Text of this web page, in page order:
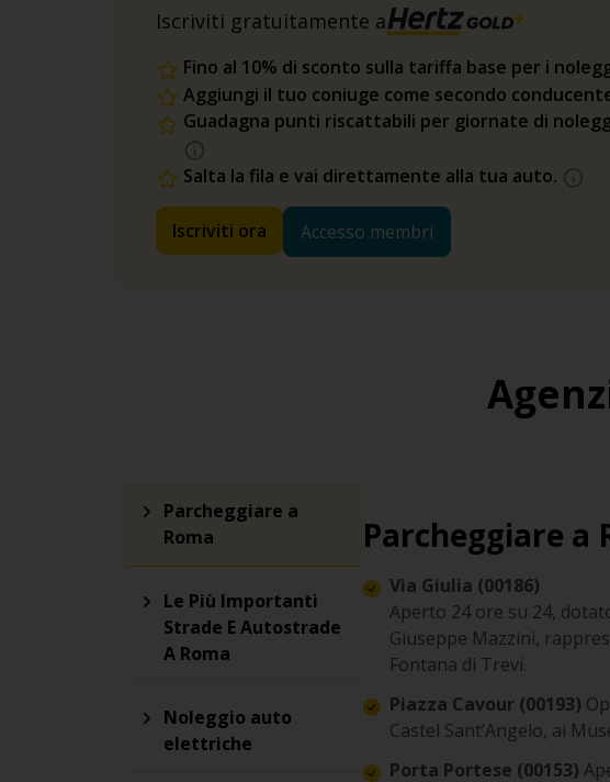
Iscriviti gratuitamente a
Fino al 10% di sconto sulla tariffa base per i
Aggiungi il tuo coniuge come secondo
Guadagna punti riscattabili per giornate di
Salta la fila e vai direttamente alla tua auto.
Iscriviti ora Accesso membri
Parcheggiare a
Roma
Le Più Importanti
Strade E Autostrade
A Roma
Noleggio auto
elettriche
Parcheggiare a
Via Giulia (00186)
Aperto 24 ore su 24,
Giuseppe Mazzini,
Fontana di Trevi.
Piazza Cavour (00193)
Castel Sant’Angelo, ai
Porta Portese (00153)